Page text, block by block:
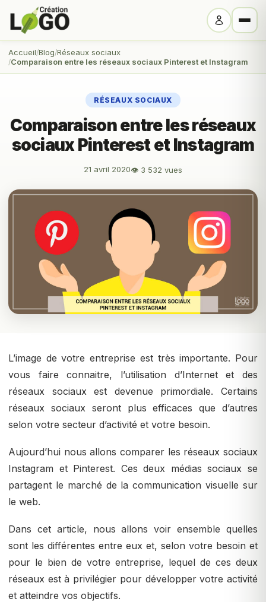
Accueil Blog Réseaux sociaux
Comparaison entre les réseaux sociaux Pinterest et Instagram
RÉSEAUX SOCIAUX
Comparaison entre les réseaux
sociaux Pinterest et Instagram
21 avril 2020👁 3 532 vues
L’image de votre entreprise est très importante. Pour
vous faire connaitre, l’utilisation d’Internet et des
réseaux sociaux est devenue primordiale. Certains
réseaux sociaux seront plus efficaces que d’autres
selon votre secteur d’activité et votre besoin.
Aujourd’hui nous allons comparer les réseaux sociaux
Instagram et Pinterest. Ces deux médias sociaux se
partagent le marché de la communication visuelle sur
le web.
Dans cet article, nous allons voir ensemble quelles
sont les différentes entre eux et, selon votre besoin et
pour le bien de votre entreprise, lequel de ces deux
réseaux est à privilégier pour développer votre activité
et atteindre vos objectifs.